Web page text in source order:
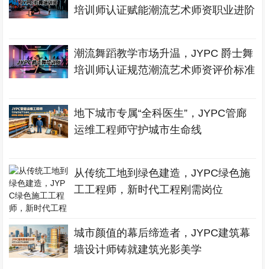
培训师认证赋能潮流艺术师资职业进阶
潮流舞蹈教学市场升温，JYPC 爵士舞
培训师认证规范潮流艺术师资评价标准
地下城市专属“全科医生”，JYPC管廊
运维工程师守护城市生命线
从传统工地到绿色建造，JYPC绿色施
工工程师，新时代工程刚需岗位
城市颜值的幕后缔造者，JYPC建筑幕
墙设计师铸就建筑光影美学